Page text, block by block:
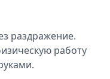
раздражение.
работу